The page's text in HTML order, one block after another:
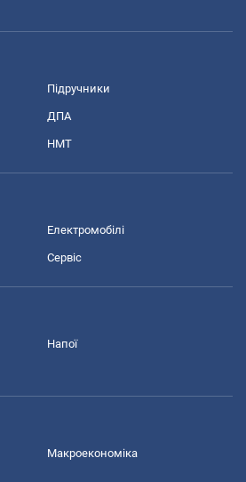
Підручники
ДПА
НМТ
Електромобілі
Сервіс
Напої
Макроекономіка